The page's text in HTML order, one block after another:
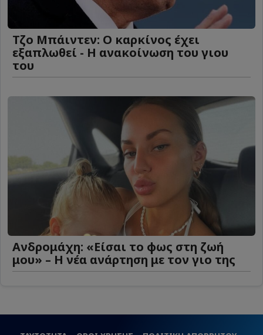
Τζο Μπάιντεν: Ο καρκίνος έχει
εξαπλωθεί - Η ανακοίνωση του γιου
του
Ανδρομάχη: «Είσαι το φως στη ζωή
μου» – Η νέα ανάρτηση με τον γιο της